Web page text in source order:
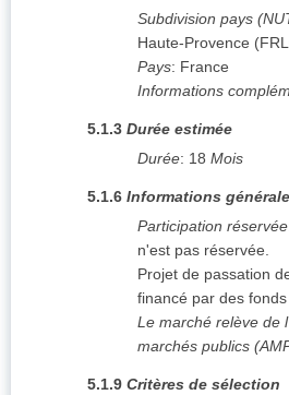
Subdivision pays
Haute-Provence (
Pays: France
Informations
5.1.3 Durée estimée
Durée: 18 Mois
5.1.6 Informations
Participation réservée
n'est pas réservée.
Projet de passation
financé par des
Le marché relève de
marchés publics
5.1.9 Critères de sélection